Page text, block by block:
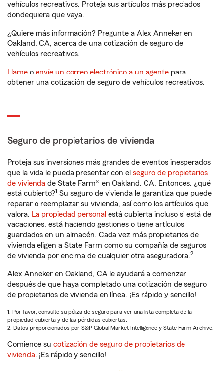
vehículos recreativos. Proteja sus artículos más preciados
dondequiera que vaya.
¿Quiere más información? Pregunte a Alex Anneker en
Oakland, CA, acerca de una cotización de seguro de
vehículos recreativos.
Llame o envíe un correo electrónico a un agente para
obtener una cotización de seguro de vehículos recreativos.
Seguro de propietarios de vivienda
Proteja sus inversiones más grandes de eventos inesperados
que la vida le pueda presentar con el seguro de propietarios
de vivienda de State Farm® en Oakland, CA. Entonces, ¿qué
está cubierto?1 Su seguro de vivienda le garantiza que puede
reparar o reemplazar su vivienda, así como los artículos que
valora. La propiedad personal está cubierta incluso si está de
vacaciones, está haciendo gestiones o tiene artículos
guardados en un almacén. Cada vez más propietarios de
vivienda eligen a State Farm como su compañía de seguros
de vivienda por encima de cualquier otra aseguradora.2
Alex Anneker en Oakland, CA le ayudará a comenzar
después de que haya completado una cotización de seguro
de propietarios de vivienda en línea. ¡Es rápido y sencillo!
1. Por favor, consulte su póliza de seguro para ver una lista completa de la
propiedad cubierta y de las pérdidas cubiertas.
2. Datos proporcionados por S&P Global Market Intelligence y State Farm Archive.
Comience su cotización de seguro de propietarios de
vivienda. ¡Es rápido y sencillo!